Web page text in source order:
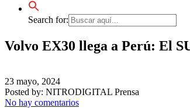
Search for:
Volvo EX30 llega a Perú: El
23 mayo, 2024
Posted by: NITRODIGITAL Prensa
No hay comentarios